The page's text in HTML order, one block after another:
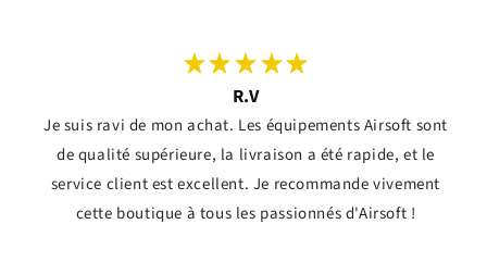
R.V
Je suis ravi de mon achat. Les équipements Airsoft sont
de qualité supérieure, la livraison a été rapide, et le
service client est excellent. Je recommande vivement
cette boutique à tous les passionnés d'Airsoft !